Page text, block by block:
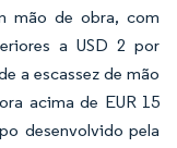
mão de obra, com
a USD 2 por
a escassez de mão
acima de EUR 15
desenvolvido pela